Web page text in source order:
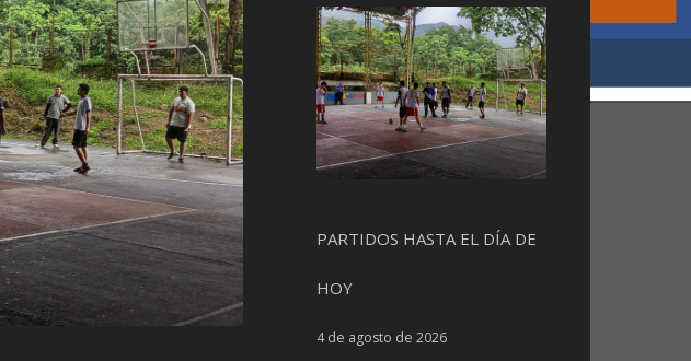
PARTIDOS HASTA EL DÍA DE
HOY
4 de agosto de 2026